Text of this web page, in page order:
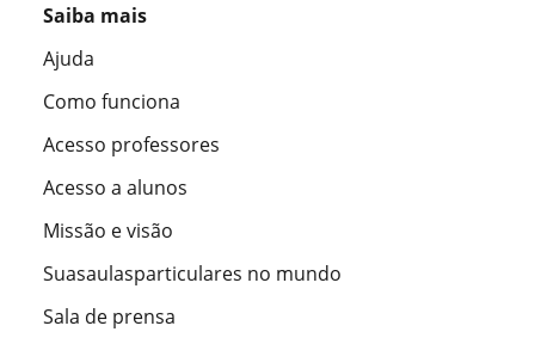
Saiba mais
Ajuda
Como funciona
Acesso professores
Acesso a alunos
Missão e visão
Suasaulasparticulares no mundo
Sala de prensa